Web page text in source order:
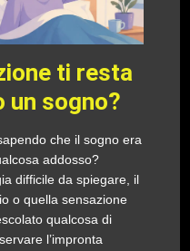
ti resta
un sogno?
che il sogno era
addosso?
difficile da spiegare, il
o quella sensazione
qualcosa di
l’impronta